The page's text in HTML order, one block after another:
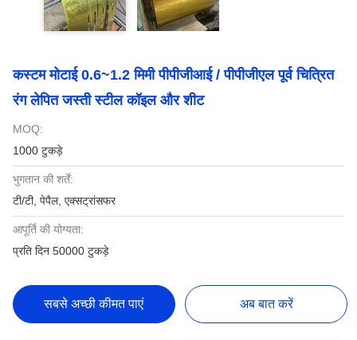
कस्टम मोटाई 0.6~1.2 मिमी पीपीजीआई / पीपीजीएल पूर्व चित्रित
रंग लेपित जस्ती स्टील कॉइल और शीट
MOQ:
1000 टुकड़े
भुगतान की शर्तें:
टी/टी, पेपैल, एक्सट्रांसफर
आपूर्ति की योग्यता:
प्रति दिन 50000 टुकड़े
सबसे अच्छी कीमत पाएं अब बात करें